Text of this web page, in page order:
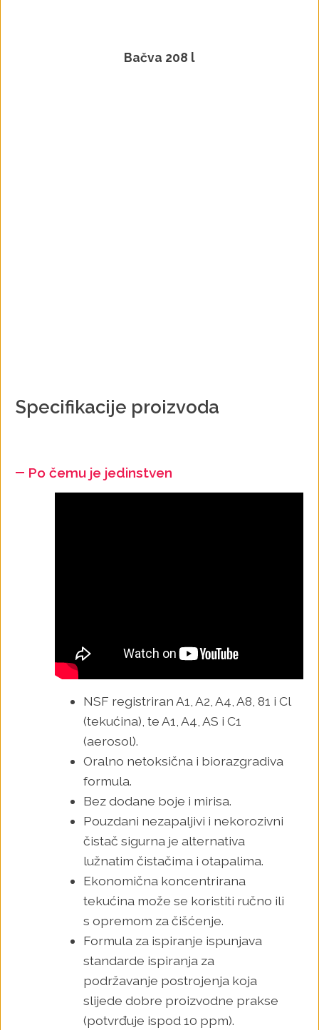
Bačva 208 l
Specifikacije proizvoda
Po čemu je jedinstven
NSF registriran A1, A2, A4, A8, 81 i Cl
(tekućina), te A1, A4, AS i C1
(aerosol).
Oralno netoksična i biorazgradiva
formula.
Bez dodane boje i mirisa.
Pouzdani nezapaljivi i nekorozivni
čistač sigurna je alternativa
lužnatim čistačima i otapalima.
Ekonomična koncentrirana
tekućina može se koristiti ručno ili
s opremom za čišćenje.
Formula za ispiranje ispunjava
standarde ispiranja za
podržavanje postrojenja koja
slijede dobre proizvodne prakse
(potvrđuje ispod 10 ppm).